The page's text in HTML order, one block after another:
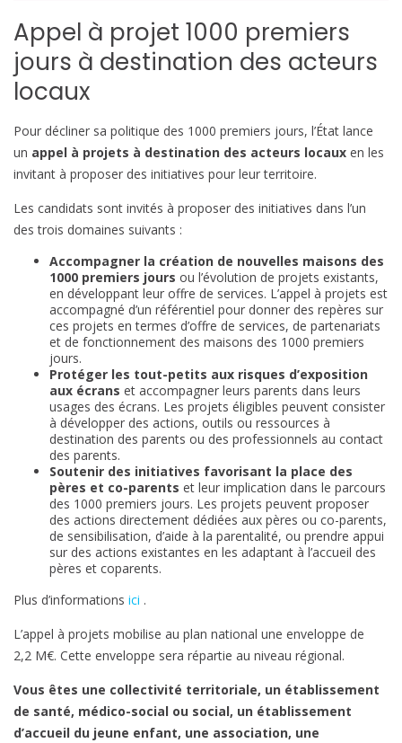
Appel à projet 1000 premiers
jours à destination des acteurs
locaux
Pour décliner sa politique des 1000 premiers jours, l’État lance
un appel à projets à destination des acteurs locaux en les
invitant à proposer des initiatives pour leur territoire.
Les candidats sont invités à proposer des initiatives dans l’un
des trois domaines suivants :
Accompagner la création de nouvelles maisons des
1000 premiers jours ou l’évolution de projets existants,
en développant leur offre de services. L’appel à projets est
accompagné d’un référentiel pour donner des repères sur
ces projets en termes d’offre de services, de partenariats
et de fonctionnement des maisons des 1000 premiers
jours.
Protéger les tout-petits aux risques d’exposition
aux écrans et accompagner leurs parents dans leurs
usages des écrans. Les projets éligibles peuvent consister
à développer des actions, outils ou ressources à
destination des parents ou des professionnels au contact
des parents.
Soutenir des initiatives favorisant la place des
pères et co-parents et leur implication dans le parcours
des 1000 premiers jours. Les projets peuvent proposer
des actions directement dédiées aux pères ou co-parents,
de sensibilisation, d’aide à la parentalité, ou prendre appui
sur des actions existantes en les adaptant à l’accueil des
pères et coparents.
Plus d’informations ici .
L’appel à projets mobilise au plan national une enveloppe de
2,2 M€. Cette enveloppe sera répartie au niveau régional.
Vous êtes une collectivité territoriale, un établissement
de santé, médico-social ou social, un établissement
d’accueil du jeune enfant, une association, une